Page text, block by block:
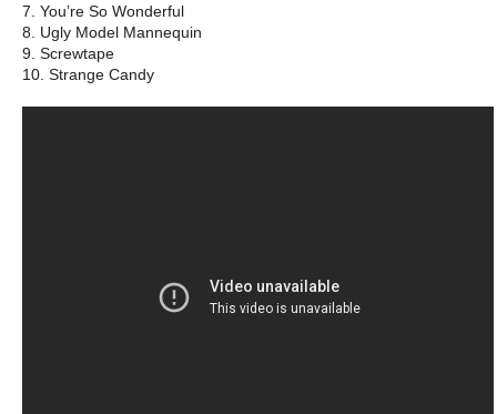
7. You’re So Wonderful
8. Ugly Model Mannequin
9. Screwtape
10. Strange Candy